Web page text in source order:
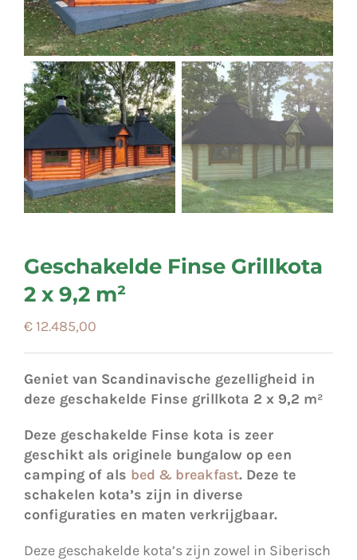
Geschakelde Finse Grillkota
2 x 9,2 m²
€ 12.485,00
Geniet van Scandinavische gezelligheid in
deze geschakelde Finse grillkota 2 x 9,2 m²
Deze geschakelde Finse kota is zeer
geschikt als originele bungalow op een
camping of als bed & breakfast. Deze te
schakelen kota’s zijn in diverse
configuraties en maten verkrijgbaar.
Deze geschakelde kota’s zijn zowel in Siberisch